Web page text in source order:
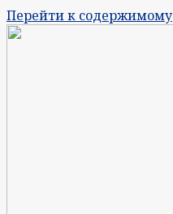
Перейти к содержимому